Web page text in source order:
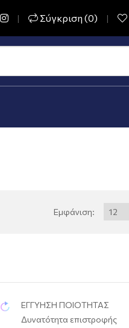
Σύγκριση (0)
Εμφάνιση:
ΕΓΓΥΗΣΗ ΠΟΙΟΤΗΤΑΣ
Δυνατότητα επιστροφής